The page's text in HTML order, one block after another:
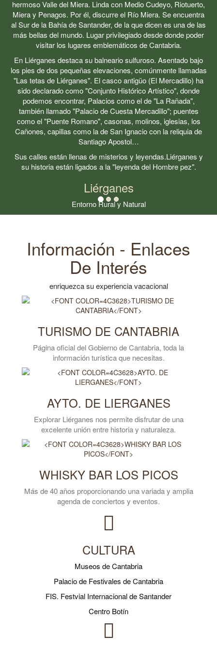
hermoso Valle del Miera. Linda con Medio Cudeyo, Riotuerto,
Miera y Penagos. Por él, discurre el Río Miera. Se encuentra
al Sur de la Bahía de Santander, de la que dicen es una de las
más bellas del mundo. Lugar privilegiado desde donde poder
visitar los lugares emblemáticos de Cantabria.
En Liérganes destaca su balneario sulfuroso. Asentado bajo
los pies de dos pequeñas elevaciones, comúnmente llamadas
"Las tetas de Liérganes". El casco antigüo (El Mercadillo) ha
sido declarado como "Conjunto Histórico Artístico", donde
podemos encontrar, Palacios como el de "La Rañada",
también llamado "Palacio de Cuesta Mercadillo"; puentes
como el "Puente Romano", casonas, molinos, iglesias, los
Cañones, capillas como la de San Ignacio con la reliquia de
Santiago Apostol…
Sus calles están llenas de misterios y leyendas.Liérganes y
su historia están ligados a la "leyenda del Hombre pez".
Liérganes
Entorno Rural y Natural
Información - Enlaces
De Interés
enriquezca su experiencia vacacional
TURISMO DE CANTABRIA
Página oficial del Gobierno de Cantabria, toda la
información turística que necesitas.
AYTO. DE LIERGANES
Explorar Liérganes nos permite disfrutar de una
excelente unión entre historia y naturaleza.
WHISKY BAR LOS PICOS
Más de 40 años proporcionando una variada y amplia
agenda de conciertos y eventos.
CULTURA
Museos de Cantabria
Palacio de Festivales de Cantabria
FIS. Festvial Internacional de Santander
Centro Botín